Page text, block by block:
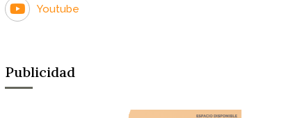
Youtube
Publicidad